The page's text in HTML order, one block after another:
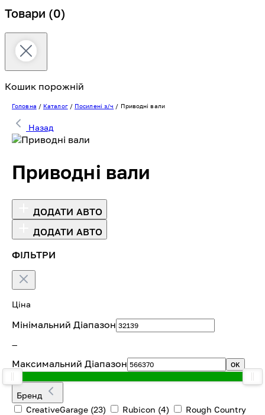
Товари (0)
Кошик порожній
Головна / Каталог/ Посилені з/ч / Приводні вали
Назад
Приводні вали
ДОДАТИ АВТО
ДОДАТИ АВТО
ФІЛЬТРИ
Ціна
Мінімальний Діапазон
—
Максимальний Діапазон OK
Бренд
CreativeGarage (23) Rubicon (4)
Rough Country